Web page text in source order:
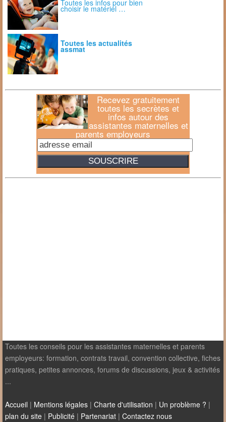
Toutes les infos pour bien
choisir le matériel …
Toutes les actualités
assmat
Recevez gratuitement
toutes les secrètes et
infos autour des
assistantes maternelles et
parents employeurs
Toutes les conseils pour les assistantes maternelles et parents
employeurs: formation, contrats travail, convention collective, fiches
pratiques, petites annonces, forums de discussions, jeux & activités
...
Accueil | Mentions légales | Charte d'utilisation | Un problème ? |
plan du site | Publicité | Partenariat | Contactez nous